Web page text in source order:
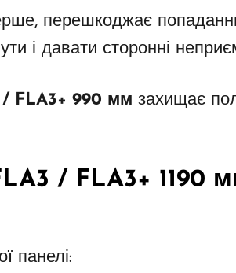
перешкоджає
і давати сторонні
/ FLA3+ 990 мм захищає
/ FLA3+ 1190
панелі: